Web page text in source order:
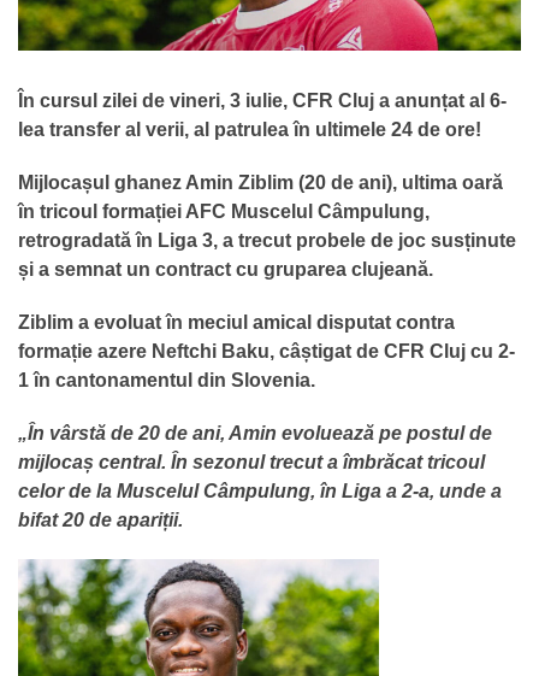
În cursul zilei de vineri, 3 iulie, CFR Cluj a anunțat al 6-
lea transfer al verii, al patrulea în ultimele 24 de ore!
Mijlocașul ghanez Amin Ziblim (20 de ani), ultima oară
în tricoul formației AFC Muscelul Câmpulung,
retrogradată în Liga 3, a trecut probele de joc susținute
și a semnat un contract cu gruparea clujeană.
Ziblim a evoluat în meciul amical disputat contra
formație azere Neftchi Baku, câștigat de CFR Cluj cu 2-
1 în cantonamentul din Slovenia.
„În vârstă de 20 de ani, Amin evoluează pe postul de
mijlocaș central. În sezonul trecut a îmbrăcat tricoul
celor de la Muscelul Câmpulung, în Liga a 2-a, unde a
bifat 20 de apariții.